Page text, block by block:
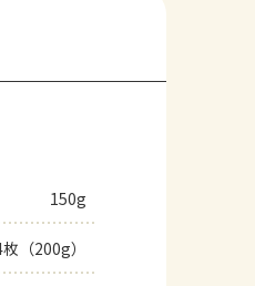
150g
（200g）